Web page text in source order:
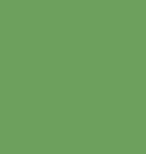
para empezar